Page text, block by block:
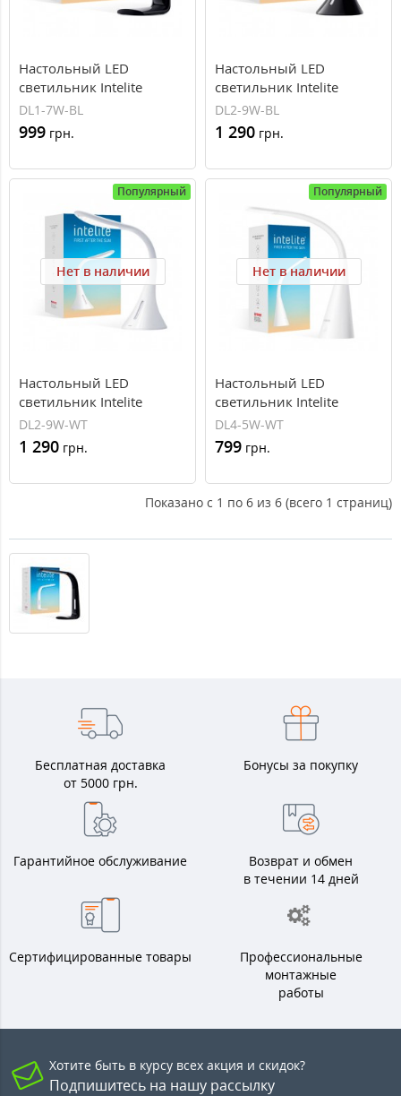
Настольный LED
светильник Intelite
Desklamp 7W Black DL1-
7W-BL
DL1-7W-BL
999 грн.
Настольный LED
светильник Intelite
Desklamp 9W Black DL2-
9W-BL
DL2-9W-BL
1 290 грн.
Популярный
Нет в наличии
Настольный LED
светильник Intelite
Desklamp 9W White DL2-
9W-WT
DL2-9W-WT
1 290 грн.
Популярный
Нет в наличии
Настольный LED
светильник Intelite
Desklamp White DL4-5W-
WT
DL4-5W-WT
799 грн.
Показано с 1 по 6 из 6 (всего 1 страниц)
Бесплатная доставка
от 5000 грн.
Бонусы за покупку
Гарантийное обслуживание
Возврат и обмен
в течении 14 дней
Сертифицированные товары
Профессиональные
монтажные
работы
Хотите быть в курсу всех акция и скидок?
Подпишитесь на нашу рассылку